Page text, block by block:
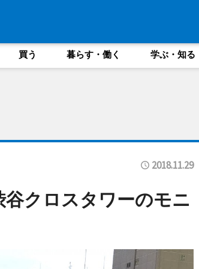
買う 暮らす・働く 学ぶ・知る
2018.11.29
クロスタワーのモニ